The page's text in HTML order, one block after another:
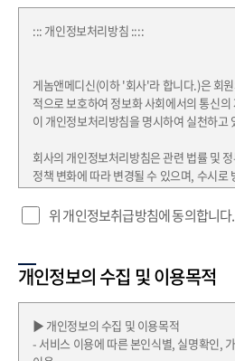
위 개인정보취급방침에 동의합니다.
개인정보의 수집 및 이용목적